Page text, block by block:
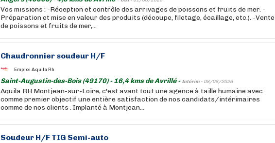
Vos missions : -Réception et contrôle des arrivages de poissons et fruits de mer. -
Préparation et mise en valeur des produits (découpe, filetage, écaillage, etc.). -Vente
de poissons et fruits de mer,...
Chaudronnier soudeur H/F
Emploi Aquila Rh
Saint-Augustin-des-Bois (49170) - 16,4 kms de Avrillé -Intérim - 08/08/2026
Aquila RH Montjean-sur-Loire, c'est avant tout une agence à taille humaine avec
comme premier objectif une entière satisfaction de nos candidats/intérimaires
comme de nos clients . Implanté à Montjean...
Soudeur H/F TIG Semi-auto